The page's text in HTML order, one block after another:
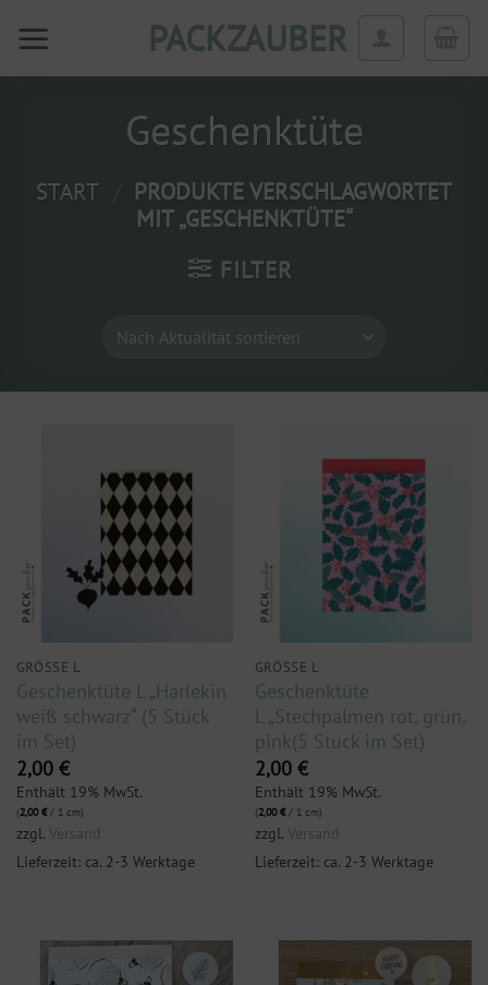
Inhalt
PACKZAUBER
Geschenktüte
START
PRODUKTE VERSCHLAGWORTET
MIT „GESCHENKTÜTE“
FILTER
GRÖSSE L
Geschenktüte L „Harlekin
weiß schwarz“ (5 Stück
im Set)
2,00 €
Enthält 19% MwSt.
(2,00€/ 1 cm)
zzgl. Versand
Lieferzeit: ca. 2-3 Werktage
GRÖSSE L
Geschenktüte
L „Stechpalmen rot, grün,
pink(5 Stück im Set)
2,00 €
Enthält 19% MwSt.
(2,00€/ 1 cm)
zzgl. Versand
Lieferzeit: ca. 2-3 Werktage